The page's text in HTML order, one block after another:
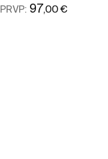
PRVP: 97 ,00 €